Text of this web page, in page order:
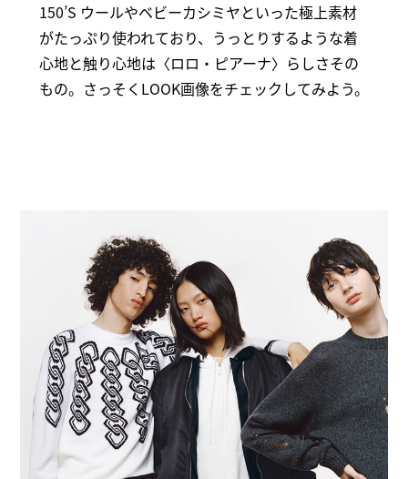
150’S ウールやベビーカシミヤといった極上素材
がたっぷり使われており、うっとりするような着
心地と触り心地は〈ロロ・ピアーナ〉らしさその
もの。さっそくLOOK画像をチェックしてみよう。